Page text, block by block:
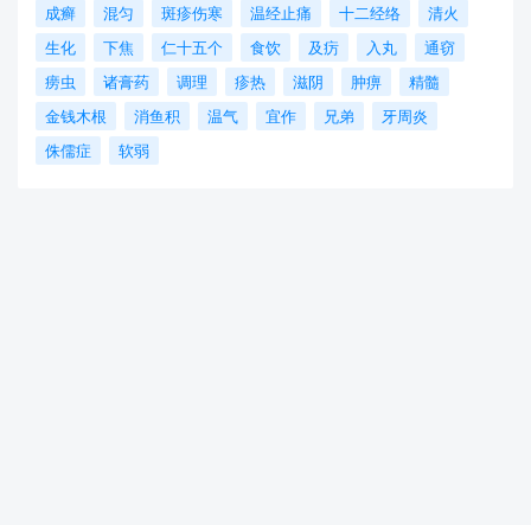
成癣
混匀 斑疹伤寒 温经止痛 十二经络
清火
生化
下焦 仁十五个 食饮 及疠 入丸
通窃
痨虫
诸膏药 调理 疹热 滋阴 肿痹
精髓
金钱木根
消鱼积 温气 宜作 兄弟
牙周炎
侏儒症
软弱